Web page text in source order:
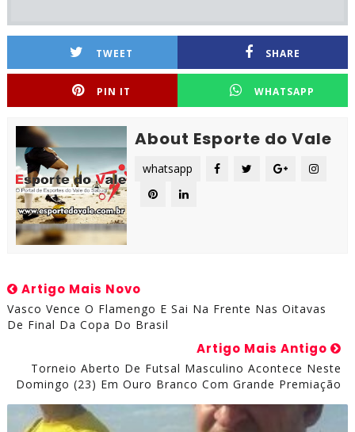
TWEET SHARE
PIN IT WHATSAPP
About Esporte do Vale
whatsapp
Artigo Mais Novo
Vasco Vence O Flamengo E Sai Na Frente Nas Oitavas
De Final Da Copa Do Brasil
Artigo Mais Antigo
Torneio Aberto De Futsal Masculino Acontece Neste
Domingo (23) Em Ouro Branco Com Grande Premiação